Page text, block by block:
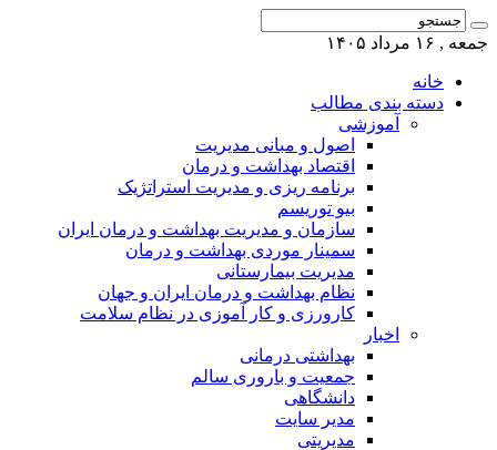
جمعه , ۱۶ مرداد ۱۴۰۵
خانه
دسته بندی مطالب
آموزشی
اصول و مبانی مدیریت
اقتصاد بهداشت و درمان
برنامه ریزی و مدیریت استراتژیک
بیو توریسم
سازمان و مدیریت بهداشت و درمان ایران
سمینار موردی بهداشت و درمان
مدیریت بیمارستانی
نظام بهداشت و درمان ایران و جهان
کارورزی و کار آموزی در نظام سلامت
اخبار
بهداشتی درمانی
جمعیت و باروری سالم
دانشگاهی
مدیر سایت
مدیریتی